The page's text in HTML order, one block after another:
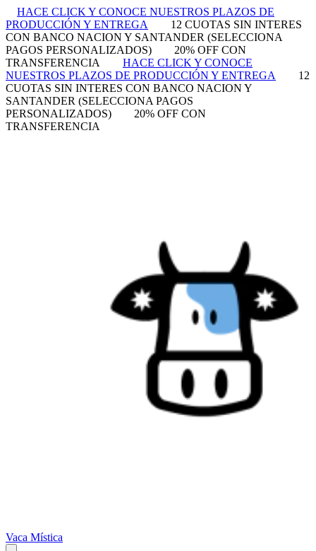
HACE CLICK Y CONOCE NUESTROS PLAZOS DE
PRODUCCIÓN Y ENTREGA
12 CUOTAS SIN INTERES
CON BANCO NACION Y SANTANDER (SELECCIONA
PAGOS PERSONALIZADOS)
20% OFF CON
TRANSFERENCIA
HACE CLICK Y CONOCE
NUESTROS PLAZOS DE PRODUCCIÓN Y ENTREGA
12
CUOTAS SIN INTERES CON BANCO NACION Y
SANTANDER (SELECCIONA PAGOS
PERSONALIZADOS)
20% OFF CON
TRANSFERENCIA
Vaca Mística